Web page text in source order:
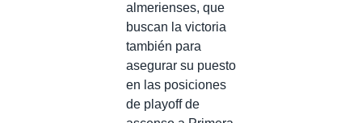
almerienses, que
buscan la victoria
también para
asegurar su puesto
en las posiciones
de playoff de